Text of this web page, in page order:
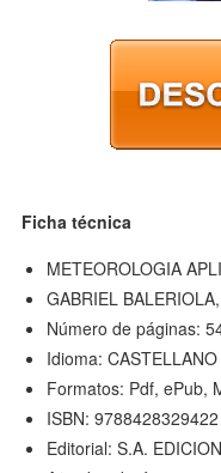
Ficha técnica
METEOROLOGIA
GABRIEL
Número de páginas:
Idioma: CASTELLANO
Formatos: Pdf, ePub,
ISBN: 9788428329422
Editorial: S.A.